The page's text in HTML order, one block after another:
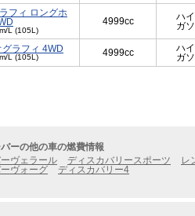
フィ ロングホ
L (105L)
4999cc
ハ
ガ
ラフィ 4WD
L (105L) 4999cc
ハ
ガ
ーの他の車の燃費情報
ヴェラール
ディスカバリースポーツ レ
ヴォーグ
ディスカバリー4